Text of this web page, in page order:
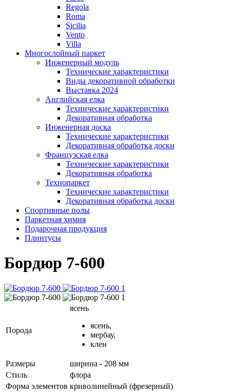
Regola
Roma
Sicilia
Vento
Villa
Многослойный паркет
Инженерный модуль
Технические характеристики
Виды декоративной обработки
Выставка 2024
Английская елка
Технические характеристики
Декоративная обработка
Инженерная доска
Технические характеристики
Декоративная обработка доски
Французская елка
Технические характеристики
Декоративная обработка
Технопаркет
Технические характеристики
Декоративная обработка доски
Спортивные полы
Паркетная химия
Подарочная продукция
Плинтусы
Бордюр 7-600
Порода
ясень
ясень,
мербау,
клен
Размеры
ширина - 208 мм
Стиль
флора
Форма элементов криволинейный (фрезерный)